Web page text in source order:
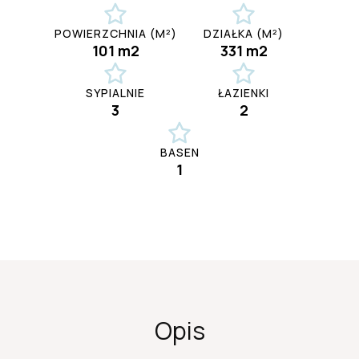
POWIERZCHNIA (M²)
101 m2
DZIAŁKA (M²)
331 m2
SYPIALNIE
3
ŁAZIENKI
2
BASEN
1
Opis